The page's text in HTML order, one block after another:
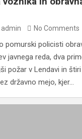
admin No Comments
pomurski policisti
javnega reda, dva
požar v Lendavi in štiri
državno mejo, kjer…